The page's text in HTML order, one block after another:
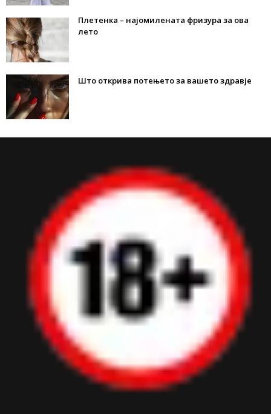
Плетенка – најомилената фризура за ова
лето
Што открива потењето за вашето здравје